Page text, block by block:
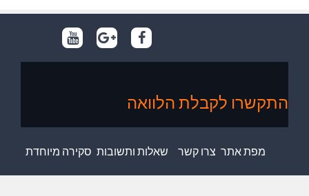
התקשרו לקבלת הלוואה
סקירה מיוחדת שאלות ותשובות צרו קשר מפת אתר